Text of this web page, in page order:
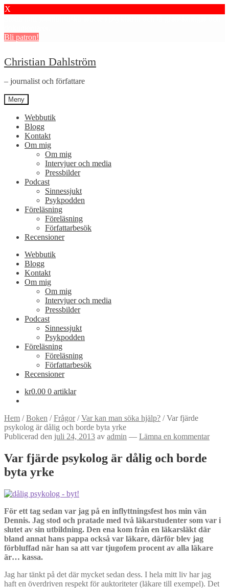
X
Bli patron!
Hoppa
till
navigering
Hoppa
till
innehåll
Christian Dahlström
– journalist och författare
Meny
Webbutik
Blogg
Kontakt
Om mig
Om mig
Intervjuer och media
Pressbilder
Podcast
Sinnessjukt
Psykpodden
Föreläsning
Föreläsning
Författarbesök
Recensioner
Webbutik
Blogg
Kontakt
Om mig
Om mig
Intervjuer och media
Pressbilder
Podcast
Sinnessjukt
Psykpodden
Föreläsning
Föreläsning
Författarbesök
Recensioner
kr0.00 0 artiklar
Hem /Boken /Frågor/Var kan man söka hjälp? /Var fjärde
psykolog är dålig och borde byta yrke
Publicerad den juli 24, 2013 av admin — Lämna en kommentar
Var fjärde psykolog är dålig och borde
byta yrke
För ett tag sedan var jag på en inflyttningsfest hos min vän
Dennis. Jag stod och pratade med två läkarstudenter som var i
slutet av sin utbildning. Den ena kom från en läkarsläkt där
bland annat hans pappa också var läkare, därför blev jag
förbluffad när han sa att var tjugofem procent av alla läkare
är… kassa.
Jag har tänkt på det där mycket sedan dess. I hela mitt liv har jag
haft en överdriven respekt för auktoriteter (läkare till exempel). Det